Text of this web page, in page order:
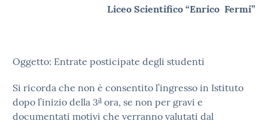
Liceo Scientifico “Enrico Fermi”
Oggetto: Entrate posticipate degli studenti
Si ricorda che non è consentito l’ingresso in Istituto
dopo l’inizio della 3a ora, se non per gravi e
documentati motivi che verranno valutati dal